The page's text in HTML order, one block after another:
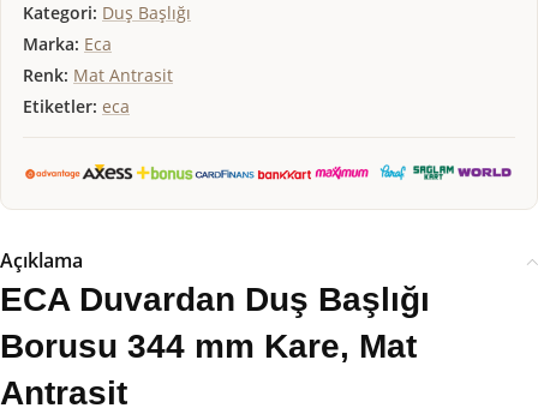
Kategori: Duş Başlığı
Marka: Eca
Renk: Mat Antrasit
Etiketler: eca
Açıklama
ECA Duvardan Duş Başlığı
Borusu 344 mm Kare, Mat
Antrasit